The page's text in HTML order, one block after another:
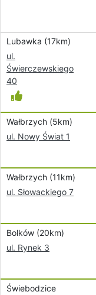
Lubawka (17km)
ul.
Świerczewskiego
40
Wałbrzych (5km)
ul. Nowy Świat 1
Wałbrzych (11km)
ul. Słowackiego 7
Bolków (20km)
ul. Rynek 3
Świebodzice